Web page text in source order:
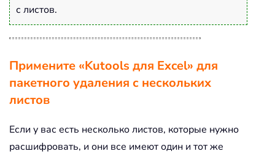
с листов.
Примените «Kutools для Excel» для
пакетного удаления с нескольких
листов
Если у вас есть несколько листов, которые нужно
расшифровать, и они все имеют один и тот же